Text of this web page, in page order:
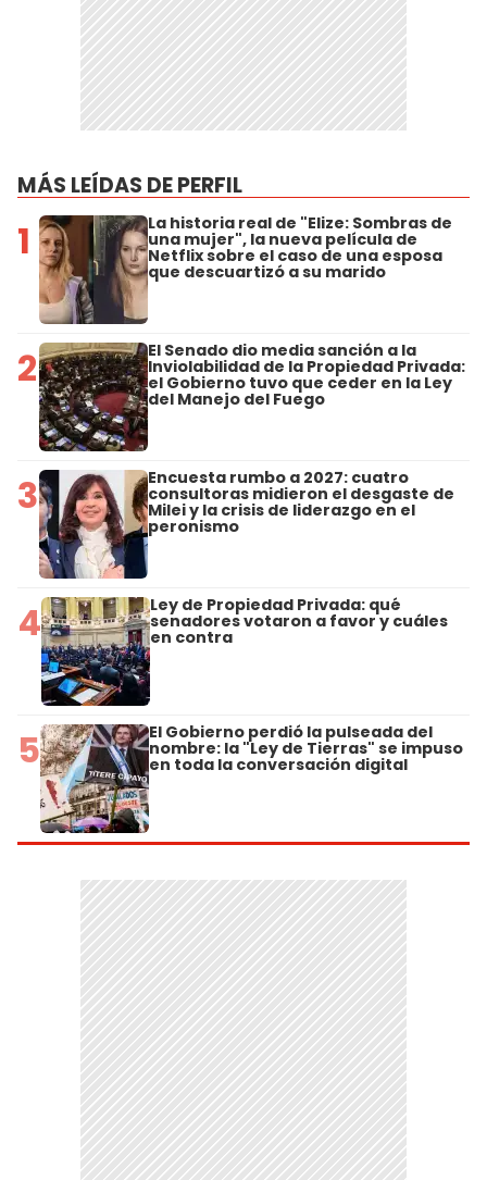
MÁS LEÍDAS DE PERFIL
1 La historia real de "Elize: Sombras de
una mujer", la nueva película de
Netflix sobre el caso de una esposa
que descuartizó a su marido
2 El Senado dio media sanción a la
Inviolabilidad de la Propiedad Privada:
el Gobierno tuvo que ceder en la Ley
del Manejo del Fuego
3 Encuesta rumbo a 2027: cuatro
consultoras midieron el desgaste de
Milei y la crisis de liderazgo en el
peronismo
4 Ley de Propiedad Privada: qué
senadores votaron a favor y cuáles
en contra
5 El Gobierno perdió la pulseada del
nombre: la "Ley de Tierras" se impuso
en toda la conversación digital